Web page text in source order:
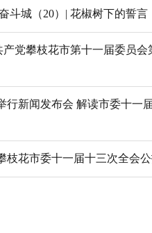
斗城（20）| 花椒树下的誓言
产党攀枝花市第十一届委员会
行新闻发布会 解读市委十一
枝花市委十一届十三次全会